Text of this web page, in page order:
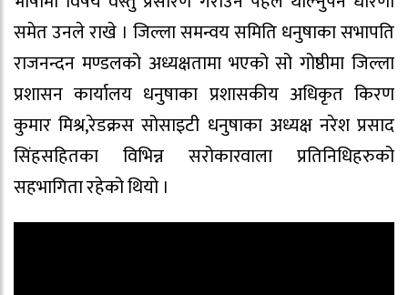
समेत उनले राखे । जिल्ला समन्वय समिति धनुषाका सभापति
राजनन्दन मण्डलको अध्यक्षतामा भएको सो गोष्ठीमा जिल्ला
प्रशासन कार्यालय धनुषाका प्रशासकीय अधिकृत किरण
कुमार मिश्र,रेडक्रस सोसाइटी धनुषाका अध्यक्ष नरेश प्रसाद
सिंहसहितका विभिन्न सरोकारवाला प्रतिनिधिहरुको
सहभागिता रहेको थियो ।